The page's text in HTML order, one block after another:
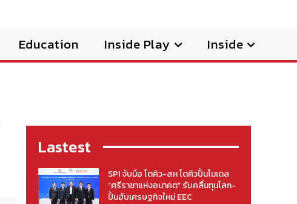
Education Inside Play Inside
Lastest
SPI จับมือ โตคิว-สห โตคิวปั้นโมเดล
“ศรีราชาแห่งอนาคต” รับคลื่นทุนโลก-
ปั้นฮับเศรษฐกิจใหม่ EEC